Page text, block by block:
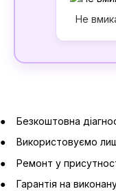
Не
Безкоштовна
Використовуємо
Ремонт у
Гарантія на